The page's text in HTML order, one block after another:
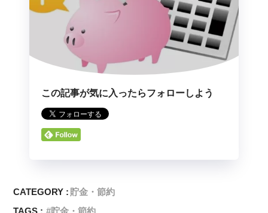
この記事が気に入ったらフォローしよう
CATEGORY : 貯金・節約
TAGS :
貯金・節約